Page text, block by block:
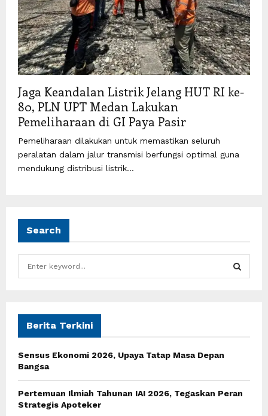
Jaga Keandalan Listrik Jelang HUT RI ke-
80, PLN UPT Medan Lakukan
Pemeliharaan di GI Paya Pasir
Pemeliharaan dilakukan untuk memastikan seluruh
peralatan dalam jalur transmisi berfungsi optimal guna
mendukung distribusi listrik...
Search
f
r
Berita Terkini
Sensus Ekonomi 2026, Upaya Tatap Masa Depan
Bangsa
Pertemuan Ilmiah Tahunan IAI 2026, Tegaskan Peran
Strategis Apoteker